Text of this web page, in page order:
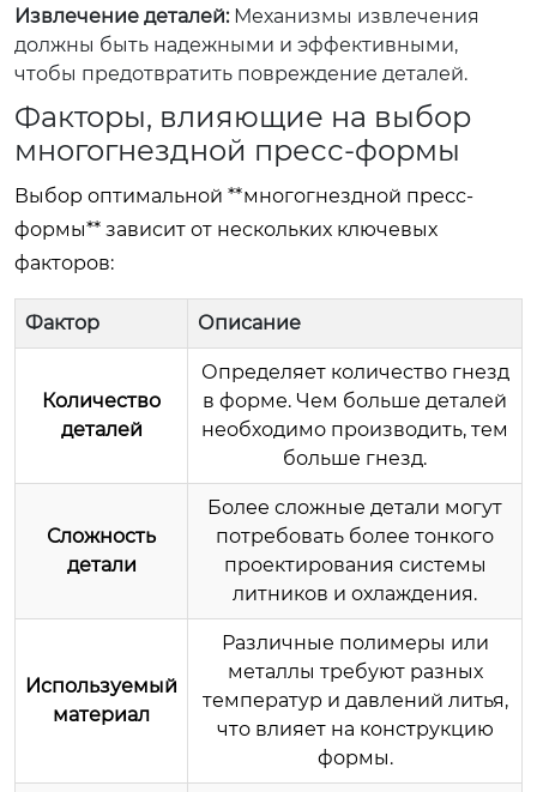
Извлечение деталей:Механизмы извлечения
должны быть надежными и эффективными,
чтобы предотвратить повреждение деталей.
Факторы, влияющие на выбор
многогнездной пресс-формы
Выбор оптимальной **многогнездной пресс-
формы** зависит от нескольких ключевых
факторов:
Фактор Описание
Количество
деталей
Определяет количество гнезд
в форме. Чем больше деталей
необходимо производить, тем
больше гнезд.
Сложность
детали
Более сложные детали могут
потребовать более тонкого
проектирования системы
литников и охлаждения.
Используемый
материал
Различные полимеры или
металлы требуют разных
температур и давлений литья,
что влияет на конструкцию
формы.